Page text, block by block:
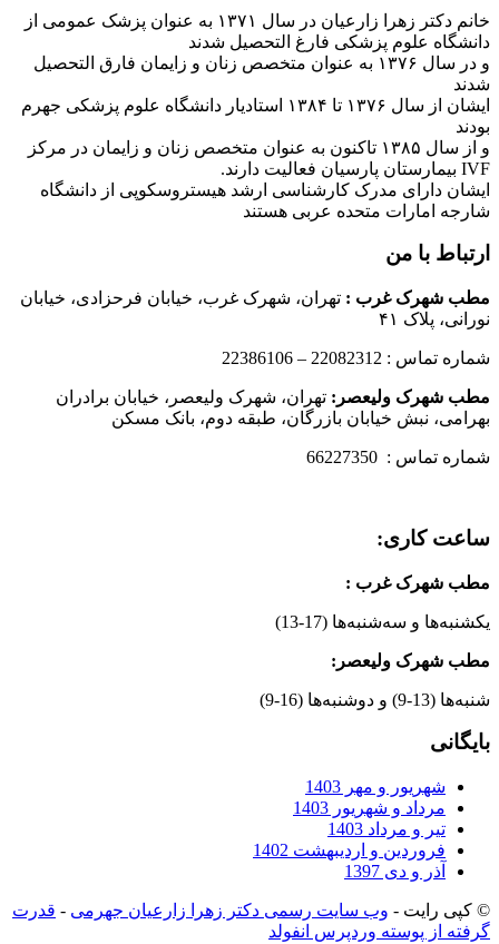
خانم دکتر زهرا زارعیان در سال ۱۳۷۱ به عنوان پزشک عمومی از
دانشگاه علوم پزشکی فارغ التحصیل شدند
و در سال ۱۳۷۶ به عنوان متخصص زنان و زایمان فارق التحصیل
شدند
ایشان از سال ۱۳۷۶ تا ۱۳۸۴ استادیار دانشگاه علوم پزشکی جهرم
بودند
و از سال ۱۳۸۵ تاکنون به عنوان متخصص زنان و زایمان در مرکز
IVF بیمارستان پارسیان فعالیت دارند.
ایشان دارای مدرک کارشناسی ارشد هیستروسکوپی از دانشگاه
شارجه امارات متحده عربی هستند
ارتباط با من
مطب شهرک غرب : تهران، شهرک غرب، خیابان فرحزادی، خیابان
نورانی، پلاک ۴۱
شماره تماس : 22082312 – 22386106
مطب شهرک ولیعصر: تهران، شهرک ولیعصر، خیابان برادران
بهرامی، نبش خیابان بازرگان، طبقه دوم، بانک مسکن
شماره تماس : 66227350
ساعت کاری:
مطب شهرک غرب :
یکشنبه‌ها و سه‌شنبه‌ها (17-13)
مطب شهرک ولیعصر:
شنبه‌ها (13-9) و دوشنبه‌ها (16-9)
بایگانی
شهریور و مهر 1403
مرداد و شهریور 1403
تیر و مرداد 1403
فروردین و اردیبهشت 1402
آذر و دی 1397
© کپی رایت - وب سایت رسمی دکتر زهرا زارعیان جهرمی - قدرت
گرفته از پوسته وردپرس انفولد